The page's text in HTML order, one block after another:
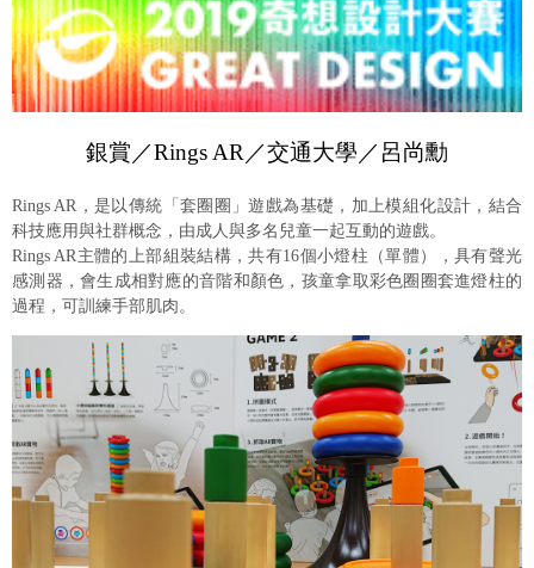
銀賞／Rings AR／交通大學／呂尚勳
Rings AR，是以傳統「套圈圈」遊戲為基礎，加上模組化設計，結合
科技應用與社群概念，由成人與多名兒童一起互動的遊戲。
Rings AR主體的上部組裝結構，共有16個小燈柱（單體），具有聲光
感測器，會生成相對應的音階和顏色，孩童拿取彩色圈圈套進燈柱的
過程，可訓練手部肌肉。